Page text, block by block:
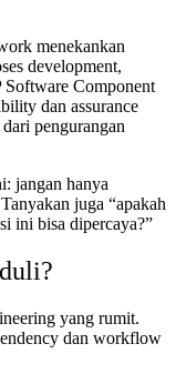
menekankan
development,
Component
dan assurance
pengurangan
jangan hanya
juga “apakah
ini bisa dipercaya?”
yang rumit.
dan workflow